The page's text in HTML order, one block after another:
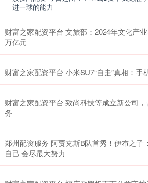
进一球的能力
财富之家配资平台 文旅部：2024年文化产
万亿元
财富之家配资平台 小米SU7“自走”真相：手
财富之家配资平台 致尚科技等成立新公司
务
郑州配资服务 阿贾克斯B队首秀！伊布之子
自己 会尽最大努力